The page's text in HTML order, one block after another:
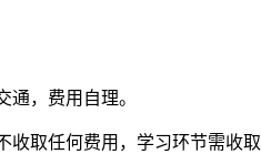
通，费用自理。
收取任何费用，学习环节需收取